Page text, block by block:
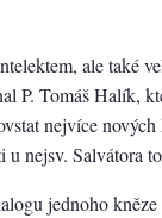
ale také
P. Tomáš Halík,
nejvíce nových
nejsv. Salvátora
jednoho